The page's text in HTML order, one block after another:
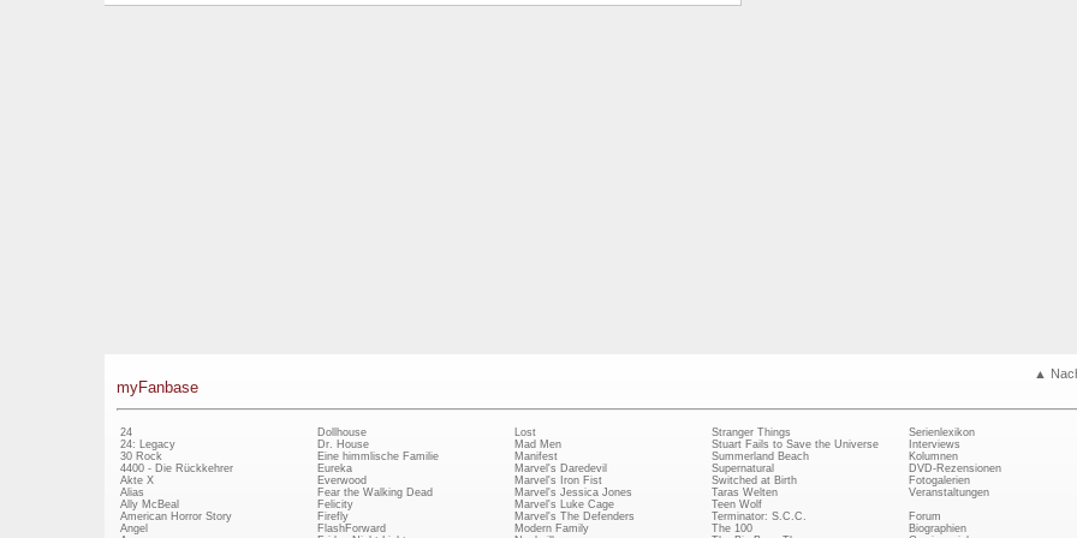
▲
myFanbase
24
24: Legacy
30 Rock
4400 - Die Rückkehrer
Akte X
Alias
Ally McBeal
American Horror Story
Angel
Dollhouse
Dr. House
Eine himmlische Familie
Eureka
Everwood
Fear the Walking Dead
Felicity
Firefly
FlashForward
Lost
Mad Men
Manifest
Marvel's Daredevil
Marvel's Iron Fist
Marvel's Jessica Jones
Marvel's Luke Cage
Marvel's The Defenders
Modern Family
Stranger Things
Stuart Fails to Save the Universe
Summerland Beach
Supernatural
Switched at Birth
Taras Welten
Teen Wolf
Terminator: S.C.C.
The 100
Serienlexikon
Interviews
Kolumnen
DVD-Rezensionen
Fotogalerien
Veranstaltungen
Forum
Biographien